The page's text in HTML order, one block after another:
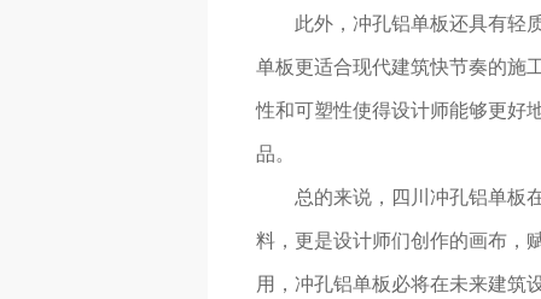
此外，冲孔铝单板还具有轻
单板更适合现代建筑快节奏的施
性和可塑性使得设计师能够更好
品。
总的来说，四川冲孔铝单板
料，更是设计师们创作的画布，
用，冲孔铝单板必将在未来建筑